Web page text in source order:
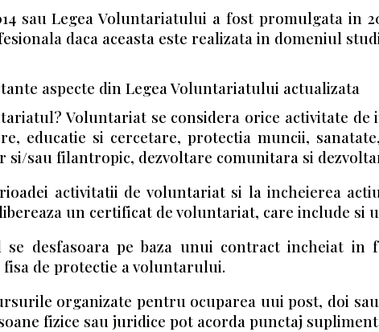
sau Legea Voluntariatului a fost promulgata in
daca aceasta este realizata in domeniul
aspecte din Legea Voluntariatului actualizata
Voluntariat se considera orice activitate
educatie si cercetare, protectia muncii,
si/sau filantropic, dezvoltare comunitara si
activitatii de voluntariat si la incheierea
un certificat de voluntariat, care include si
desfasoara pe baza unui contract incheiat
de protectie a voluntarului.
organizate pentru ocuparea uui post, doi
fizice sau juridice pot acorda punctaj